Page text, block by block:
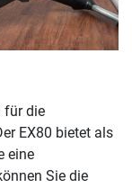
für die
EX80 bietet als
eine
Sie die